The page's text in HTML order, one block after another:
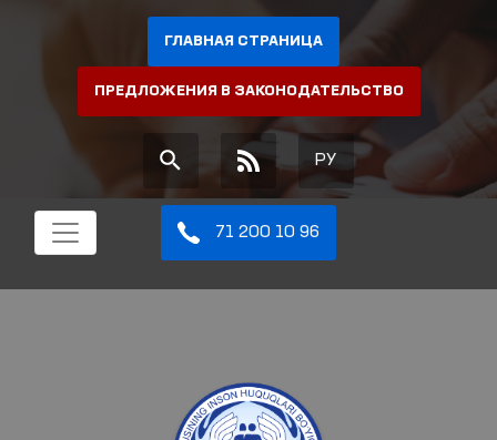
ГЛАВНАЯ СТРАНИЦА
ПРЕДЛОЖЕНИЯ В ЗАКОНОДАТЕЛЬСТВО
РУ
71 200 10 96